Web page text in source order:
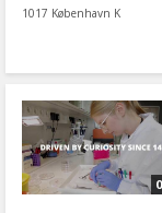
1017 København K